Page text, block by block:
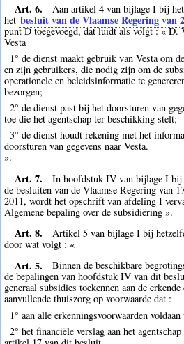
Art. 6.
Aan artikel 4 van bijlage I bij
het besluit van de Vlaamse Regering van
punt D toegevoegd, dat luidt als volgt : « D.
Vesta
1° de dienst maakt gebruik van Vesta om
en zijn gebruikers, die nodig zijn om de
operationele en beleidsinformatie te
bezorgen;
2° de dienst past bij het doorsturen van
toe die het agentschap ter beschikking stelt;
3° de dienst houdt rekening met het
doorsturen van gegevens naar Vesta.
».
Art. 7.
In hoofdstuk IV van bijlage I
de besluiten van de Vlaamse Regering van
2011, wordt het opschrift van afdeling I
Algemene bepaling over de subsidiëring ».
Art. 8.
Artikel 5 van bijlage I bij
door wat volgt : «
Art. 5.
Binnen de beschikbare
de bepalingen van hoofdstuk IV van dit
generaal subsidies toekennen aan de
aanvullende thuiszorg op voorwaarde dat :
1° aan alle erkenningsvoorwaarden
2° het financiële verslag aan het